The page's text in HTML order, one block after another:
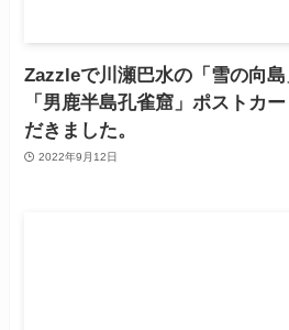
Zazzleで川瀬巴水の「雪の向島
「男鹿半島孔雀窟」ポストカ
だきました。
2022年9月12日